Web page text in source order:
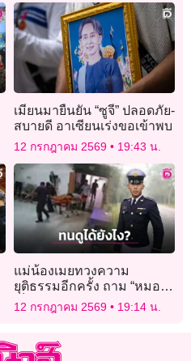
เมียนมายืนยัน “ซูจี” ปลอดภัย-
สบายดี อาเซียนเร่งขอเข้าพบ
12 กรกฎาคม 2569 19:43 น.
แม่น้องเมยทวงความ
ยุติธรรมอีกครั้ง ถาม “หมอ”ดู
เด็กชักตายต่อหน้าต่อตาได้ยัง
12 กรกฎาคม 2569 19:14 น.